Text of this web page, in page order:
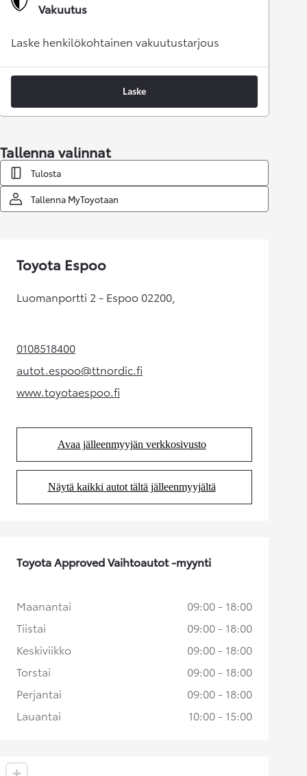
Vakuutus
Laske henkilökohtainen vakuutustarjous
Laske
Tallenna valinnat
Tulosta
Tallenna MyToyotaan
Toyota Espoo
Luomanportti 2 - Espoo 02200,
0108518400(Aukeaa uudessa välilehdessä)
autot.espoo@ttnordic.fi(Aukeaa uudessa välilehdessä)
www.toyotaespoo.fi(Aukeaa uudessa välilehdessä)
Avaa jälleenmyyjän verkkosivusto
(Aukeaa uudessa välilehdessä)
Näytä kaikki autot tältä jälleenmyyjältä
(Aukeaa uudessa välilehdessä)
Toyota Approved Vaihtoautot -myynti
Maanantai
09:00 - 18:00
Tiistai
09:00 - 18:00
Keskiviikko
09:00 - 18:00
Torstai
09:00 - 18:00
Perjantai
09:00 - 18:00
Lauantai
10:00 - 15:00